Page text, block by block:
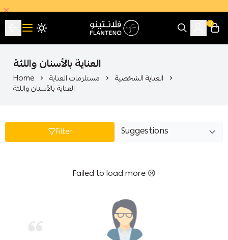
فلانتينو اكبر صالة عرض اقتصادية بالجملة
0
العناية بالأسنان واللثة
Home مستلزمات العناية العناية الشخصية
العناية بالأسنان واللثة
Filter
Failed to load more 😢